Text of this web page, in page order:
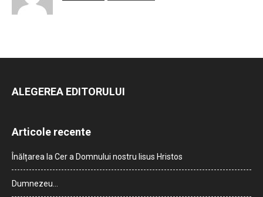
ALEGEREA EDITORULUI
Articole recente
Înălțarea la Cer a Domnului nostru Iisus Hristos
Dumnezeu…